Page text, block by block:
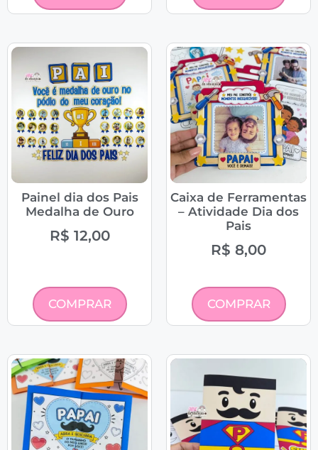
Painel dia dos Pais
Medalha de Ouro
R$ 12,00
COMPRAR
Caixa de Ferramentas
– Atividade Dia dos
Pais
R$ 8,00
COMPRAR